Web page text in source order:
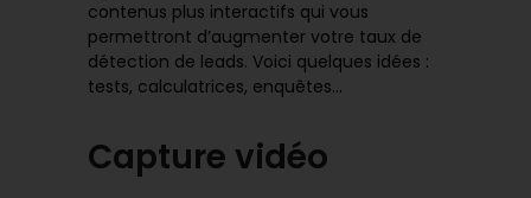
contenus plus interactifs qui vous
permettront d’augmenter votre taux de
détection de leads. Voici quelques idées :
tests, calculatrices, enquêtes…
Capture vidéo